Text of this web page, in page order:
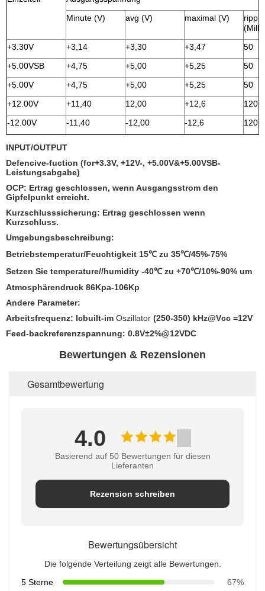
Minute (V)
avg (V) maximal (V)
+3.30V
+3,14 +3,30 +3,47
50
+5.00VSB
+4,75 +5,00 +5,25
50
+5.00V
+4,75 +5,00 +5,25
50
+12.00V
+11,40 12,00 +12,6
120
-12.00V
-11,40 -12,00 -12,6 120
INPUT/OUTPUT
Defencive-fuction (for+3.3V, +12V-, +5.00V&+5.00VSB-
Leistungsabgabe)
OCP: Ertrag geschlossen, wenn Ausgangsstrom den
Gipfelpunkt erreicht.
Kurzschlusssicherung: Ertrag geschlossen wenn
Kurzschluss.
Umgebungsbeschreibung:
Betriebstemperatur/Feuchtigkeit 15℃ zu 35℃/45%-75%
Setzen Sie temperature//humidity -40℃ zu +70℃/10%-90% um
Atmosphärendruck 86Kpa-106Kp
Andere Parameter:
Arbeitsfrequenz: Icbuilt-im Oszillator (250-350) kHz@Vcc =12V
Feed-backreferenzspannung: 0.8V±2%@12VDC
Bewertungen & Rezensionen
Gesamtbewertung
4.0
Basierend auf 50 Bewertungen für diesen
Lieferanten
Rezension schreiben
Bewertungsübersicht
Die folgende Verteilung zeigt alle Bewertungen.
5 Sterne
67%